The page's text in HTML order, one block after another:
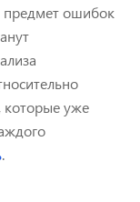
предмет ошибок
которые уже
.